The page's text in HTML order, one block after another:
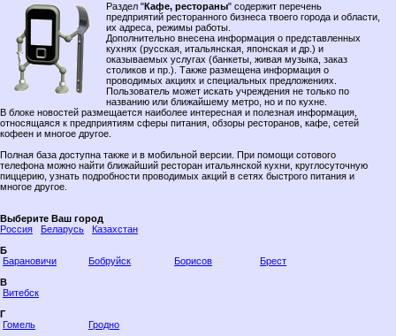
Раздел "Кафе, рестораны" содержит перечень
предприятий ресторанного бизнеса твоего города и области,
их адреса, режимы работы.
Дополнительно внесена информация о представленных
кухнях (русская, итальянская, японская и др.) и
оказываемых услугах (банкеты, живая музыка, заказ
столиков и пр.). Также размещена информация о
проводимых акциях и специальных предложениях.
Пользователь может искать учреждения не только по
названию или ближайшему метро, но и по кухне.
В блоке новостей размещается наиболее интересная и полезная информация,
относящаяся к предприятиям сферы питания, обзоры ресторанов, кафе, сетей
кофеен и многое другое.
Полная база доступна также и в мобильной версии. При помощи сотового
телефона можно найти ближайший ресторан итальянской кухни, круглосуточную
пиццерию, узнать подробности проводимых акций в сетях быстрого питания и
многое другое.
Выберите Ваш город
Россия
Беларусь
Казахстан
Б
Барановичи
Бобруйск Борисов
Брест
В
Витебск
Г
Гомель
Гродно